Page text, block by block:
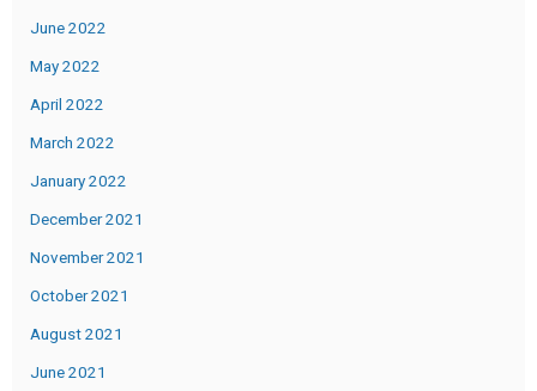
June 2022
May 2022
April 2022
March 2022
January 2022
December 2021
November 2021
October 2021
August 2021
June 2021